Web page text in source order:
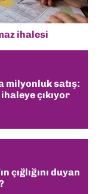
ihalesi
milyonluk satış:
çıkıyor
çığlığını duyan